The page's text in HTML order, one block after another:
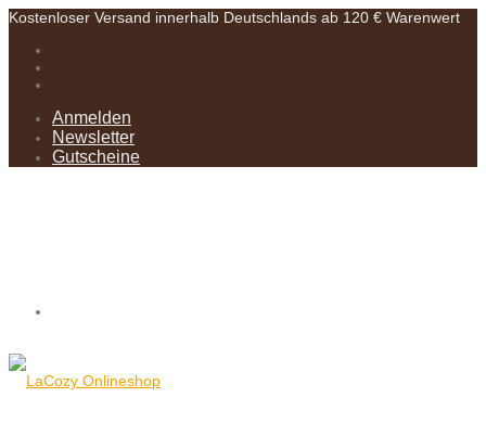
Kostenloser Versand innerhalb Deutschlands ab 120 € Warenwert
Anmelden
Newsletter
Gutscheine